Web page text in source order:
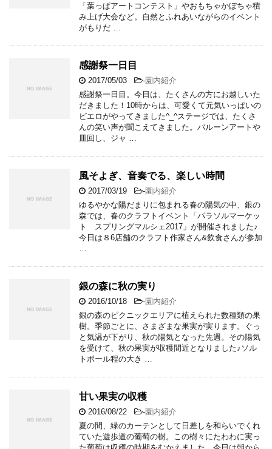
「葉っぱアートコンテスト」やおもちゃかぼちゃ積
み上げ大会など。自然とふれあいながらのイベント
がもりだ …
感謝祭一日目
2017/05/03 -園内紹介
感謝祭一日目。今日は、たくさんの方にお越しいた
だきました！10時からは、可愛くて元気いっぱいの
ピエロがやってきました^_^ステージでは、たくさ
んの笑い声が聞こえてきました。バルーンアートや
皿回し、ジャ …
風そよぎ、音奏でる、楽しい時間
2017/03/19 -園内紹介
ゆるやかな陽だまりに包まれる春の陽気の中、銀の
森では、春のクラフトイベント「パラソルマーケッ
ト スプリングマルシェ2017」が開催されました♪
今日は８6店舗のクラフト作家さん&飲食さんが参加
銀の森に秋の実り
2016/10/18 -園内紹介
銀の森のピクニックエリアに植えられた数種類の果
樹。季節ごとに、さまざまな果実が実ります。ぐっ
と気温が下がり、秋の陽気となった先週。その陽気
を受けて、秋の果実が収穫間近となりました♪ソル
トボール程の大き …
甘い果実の収穫
2016/08/22 -園内紹介
夏の間、緑のカーテンとして日差しを和らいでくれ
ていた遊歩道の葡萄の樹。この樹々にたわわに実っ